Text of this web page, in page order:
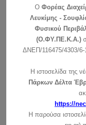
ΠΡΟΣΦΑΤΑ
Εορτασμός για τα
συνέχεια »
Διαχείριση των
δάσους & την
πανίδας στο
(περιοχή Πεσσάνης)
Το Δασαρχείο
τη σύναψη
Συμμετοχή της
O Φορέας
Λευκίμης -
Φυσικού
(Ο.ΦΥ.ΠΕ.Κ.Α.)
ΔΝΕΠ/116475/4303/
Η ιστοσελίδα της
Πάρκων Δέλτα
https://
Η παρούσα